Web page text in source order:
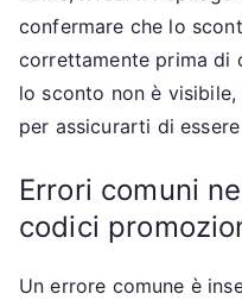
confermare che lo
correttamente prima di
lo sconto non è
per assicurarti di
Errori comuni
codici
Un errore comune è